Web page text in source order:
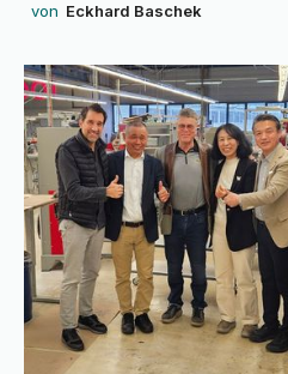
von Eckhard Baschek